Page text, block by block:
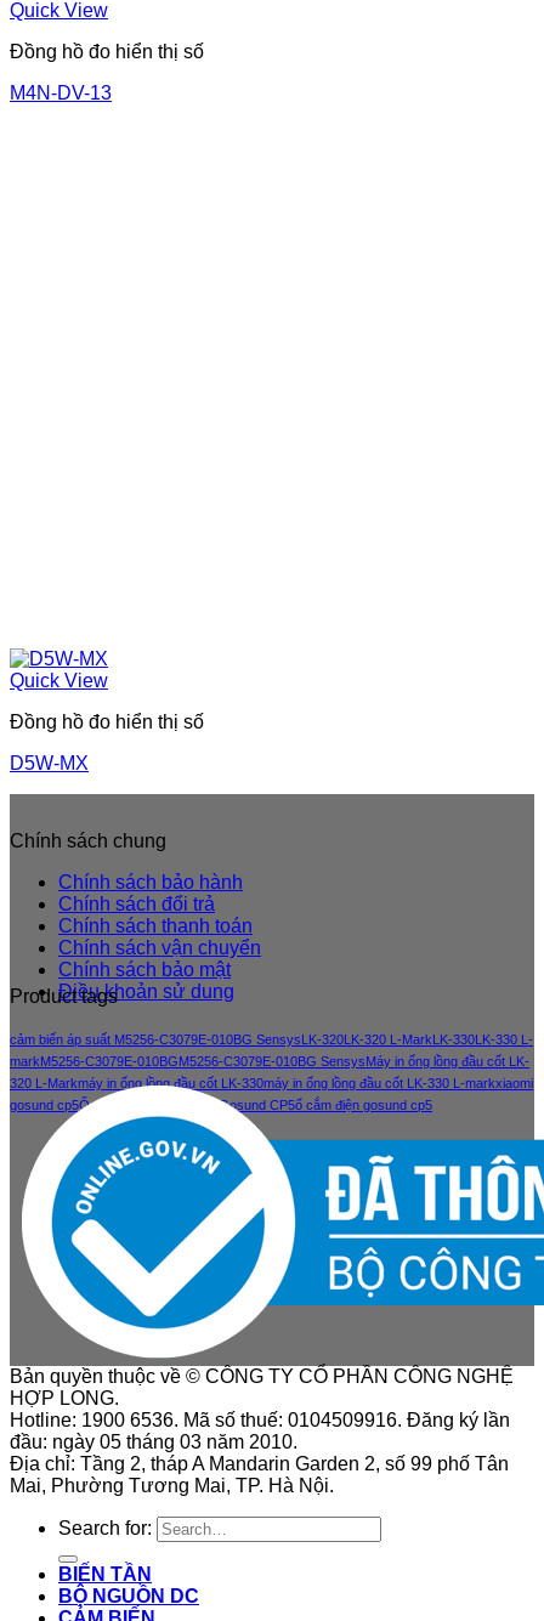
Quick View
Đồng hồ đo hiển thị số
M4N-DV-13
Quick View
Đồng hồ đo hiển thị số
D5W-MX
Chính sách chung
Chính sách bảo hành
Chính sách đổi trả
Chính sách thanh toán
Chính sách vận chuyển
Chính sách bảo mật
Điều khoản sử dung
Product tags
cảm biến áp suất M5256-C3079E-010BG Sensys LK-320 LK-320 L-Mark LK-330 LK-330 L-
markM5256-C3079E-010BGM5256-C3079E-010BG SensysMáy in ống lồng đầu cốt LK-
320 L-Markmáy in ống lồng đầu cốt LK-330máy in ống lồng đầu cốt LK-330 L-markxiaomi
gosund cp5Ổ cắm điện thông minh Gosund CP5ổ cắm điện gosund cp5
Bản quyền thuộc về © CÔNG TY CỔ PHẦN CÔNG NGHỆ
HỢP LONG.
Hotline: 1900 6536. Mã số thuế: 0104509916. Đăng ký lần
đầu: ngày 05 tháng 03 năm 2010.
Địa chỉ: Tầng 2, tháp A Mandarin Garden 2, số 99 phố Tân
Mai, Phường Tương Mai, TP. Hà Nội.
Search for:
BIẾN TẦN
BỘ NGUỒN DC